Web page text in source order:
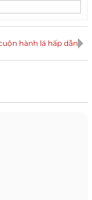
hành lá hấp dẫn